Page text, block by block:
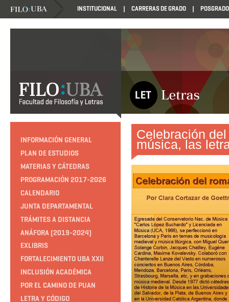
INSTITUCIONAL CARRERAS DE GRADO POSGRADO
INFORMACIÓN GENERAL
PLAN DE ESTUDIOS
MATERIAS Y CÁTEDRAS
PROGRAMACIÓN 2017-2026
CALENDARIO
JUNTA DEPARTAMENTAL
TRÁMITES A DISTANCIA
ANÁFORA (2019-2024)
EXLIBRIS
FORTALECIMIENTO UBA XXII
INCLUSIÓN ACADÉMICA
POR EL CAMINO DE PUAN
LETRA Y CÓDIGO
Celebración
música, las